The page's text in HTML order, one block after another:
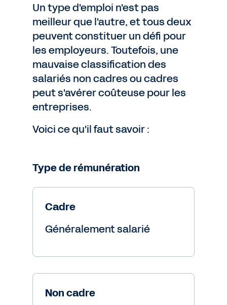
Un type d'emploi n'est pas
meilleur que l'autre, et tous deux
peuvent constituer un défi pour
les employeurs. Toutefois, une
mauvaise classification des
salariés non cadres ou cadres
peut s'avérer coûteuse pour les
entreprises.
Voici ce qu'il faut savoir :
Type de rémunération
Cadre
Généralement salarié
Non cadre